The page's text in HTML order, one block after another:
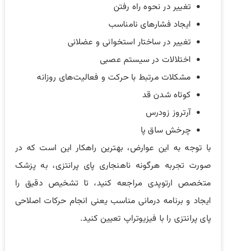
تغییر در نحوه راه رفتن
ایجاد فشارهای نامناسب
تغییر در ساختار استخوانی و عضلانی
اختلالات در سیستم عصبی
مشکلات مرتبط با حرکت و فعالیت‌های روزانه
کوتاه شدن قد
آرتروز زودرس
چرخش ساق پا
با توجه به این عوارض، بهترین راهکار این است که در
صورت تجربه هرگونه ناهنجاری پای پرانتزی، به پزشک
متخصص ارتوپدی مراجعه کنید، تا تشخیص دقیق را
ایجاد و برنامه درمانی مناسب یعنی انجام حرکات اصلاحی
پای پرانتزی را با فیزیوتراپ تعیین کنید.